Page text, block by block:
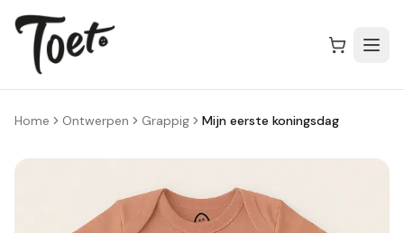
Home Ontwerpen Grappig Mijn eerste koningsdag